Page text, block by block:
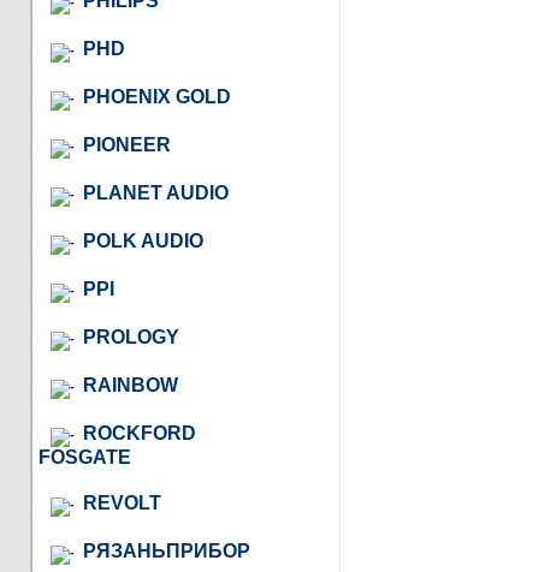
PHD
PHOENIX GOLD
PIONEER
PLANET AUDIO
POLK AUDIO
PPI
PROLOGY
RAINBOW
ROCKFORD
FOSGATE
REVOLT
РЯЗАНЬПРИБОР